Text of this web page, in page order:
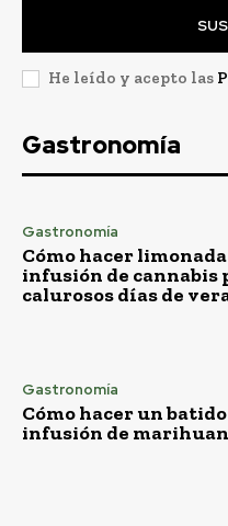
He leído y acepto las
Gastronomía
Gastronomía
Cómo hacer
infusión de cannabis
calurosos días de
Gastronomía
Cómo hacer un
infusión de